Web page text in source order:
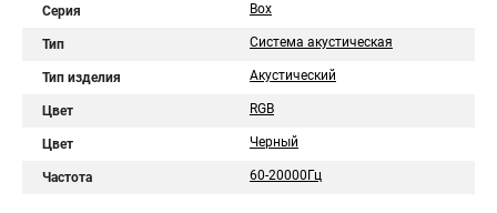
Серия Box
Тип Система акустическая
Тип изделия Акустический
Цвет RGB
Цвет Черный
Частота 60-20000Гц